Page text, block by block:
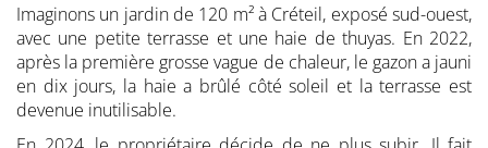
Imaginons un jardin de 120 m² à Créteil, exposé sud-ouest,
avec une petite terrasse et une haie de thuyas. En 2022,
après la première grosse vague de chaleur, le gazon a jauni
en dix jours, la haie a brûlé côté soleil et la terrasse est
devenue inutilisable.